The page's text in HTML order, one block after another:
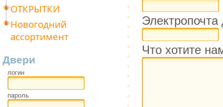
ОТКРЫТКИ
Новогодний
ассортимент
Двери
логин
пароль
Что хотите